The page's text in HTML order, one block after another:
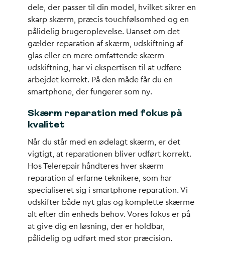
dele, der passer til din model, hvilket sikrer en
skarp skærm, præcis touchfølsomhed og en
pålidelig brugeroplevelse. Uanset om det
gælder reparation af skærm, udskiftning af
glas eller en mere omfattende skærm
udskiftning, har vi ekspertisen til at udføre
arbejdet korrekt. På den måde får du en
smartphone, der fungerer som ny.
Skærm reparation med fokus på
kvalitet
Når du står med en ødelagt skærm, er det
vigtigt, at reparationen bliver udført korrekt.
Hos Telerepair håndteres hver skærm
reparation af erfarne teknikere, som har
specialiseret sig i smartphone reparation. Vi
udskifter både nyt glas og komplette skærme
alt efter din enheds behov. Vores fokus er på
at give dig en løsning, der er holdbar,
pålidelig og udført med stor præcision.